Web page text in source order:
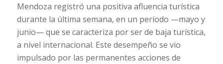
Mendoza registró una positiva afluencia turística
durante la última semana, en un período —mayo y
junio— que se caracteriza por ser de baja turística,
a nivel internacional. Este desempeño se vio
impulsado por las permanentes acciones de